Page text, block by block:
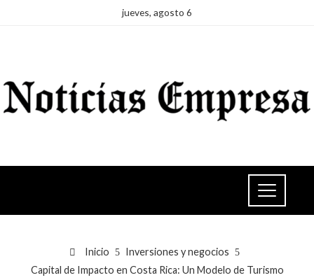
jueves, agosto 6
Inicio
Inversiones y negocios
Capital de Impacto en Costa Rica: Un Modelo de Turismo